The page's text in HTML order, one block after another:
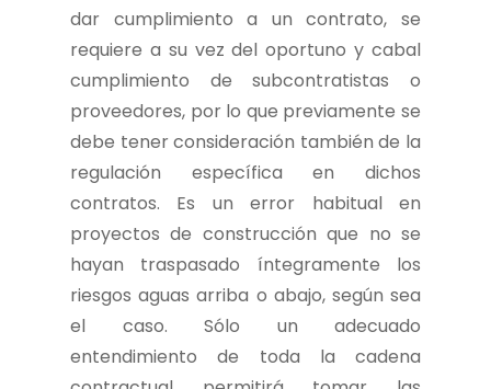
dar cumplimiento a un contrato, se
requiere a su vez del oportuno y cabal
cumplimiento de subcontratistas o
proveedores, por lo que previamente se
debe tener consideración también de la
regulación específica en dichos
contratos. Es un error habitual en
proyectos de construcción que no se
hayan traspasado íntegramente los
riesgos aguas arriba o abajo, según sea
el caso. Sólo un adecuado
entendimiento de toda la cadena